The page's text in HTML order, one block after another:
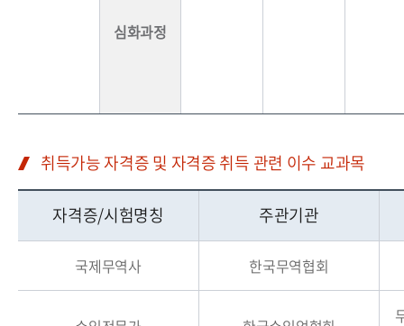
심화과정
취득가능 자격증 및 자격증 취득 관련 이수 교과목
자격증/시험명칭 주관기관
국제무역사 한국무역협회